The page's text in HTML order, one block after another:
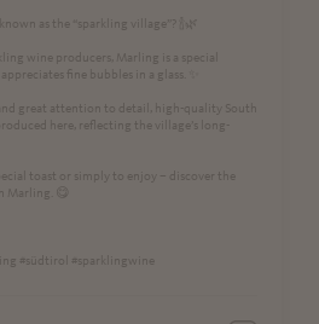
as the “sparkling village”? 🍾🌿
wine producers, Marling is a special
fine bubbles in a glass. ✨
great attention to detail, high-quality South
here, reflecting the village’s long-
toast or simply to enjoy – discover the
Marling. 😋
#südtirol #sparklingwine